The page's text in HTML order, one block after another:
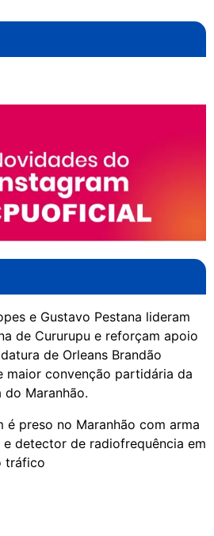
e Gustavo Pestana lideram
de Cururupu e reforçam apoio
de Orleans Brandão
maior convenção partidária da
do Maranhão.
é preso no Maranhão com arma
e detector de radiofrequência em
tráfico